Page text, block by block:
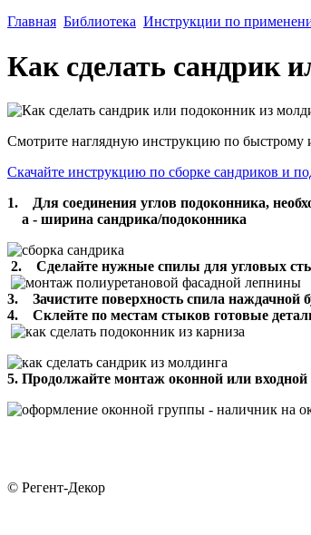
Главная Библиотека Инструкции по
Как сделать сандрик
Смотрите наглядную инструкцию по быстрому
Скачайте инструкцию по сборке сандриков и
1. Для соединения углов подоконника,
а - ширина сандрика/подоконника
2. Сделайте нужные спилы для угловых
3. Зачистите поверхность спила наждачной
4. Склейте по местам стыков готовые
5. Продолжайте монтаж оконной или
© Регент-Декор